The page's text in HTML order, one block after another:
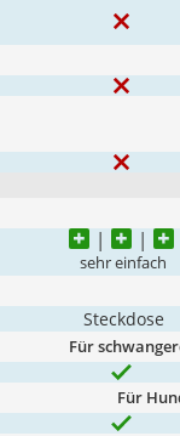
sehr einfach
Steckdose
Für
Für